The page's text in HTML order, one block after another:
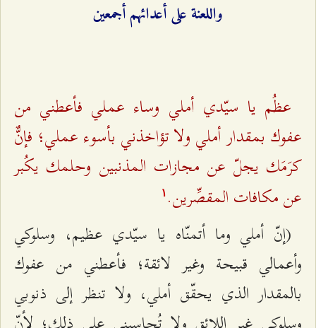
واللعنة على أعدائهم أجمعين
عظُم يا سيّدي أملي وساء عملي فأعطني من
عفوك بمقدار أملي ولا تؤاخذني بأسوء عملي؛ فإنٌّ
کرَمَك يجلّ عن مجازات المذنبين وحلمك يكُبر
عن مكافات المقصِّرين. ۱
(إنّ أملي وما أتمنّاه يا سيّدي عظيم، وسلوكي
وأعمالي قبيحة وغير لائقة؛ فأعطني من عفوك
بالمقدار الذي يحقّق أملي، ولا تنظر إلى ذنوبي